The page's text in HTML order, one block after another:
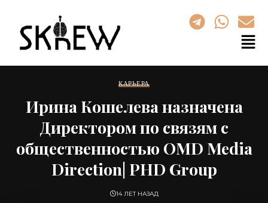
КАРЬЕРА
Ирина Кошелева назначена
Директором по связям с
общественностью OMD Media
Direction| PHD Group
14 ЛЕТ НАЗАД